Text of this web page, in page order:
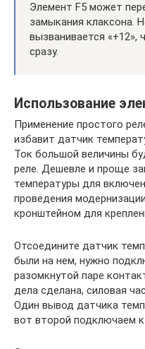
Элемент F5 может
замыкания клаксона.
вызванивается
сразу.
Использование
Применение простого
избавит датчик
Ток большой величины
реле. Дешевле и проще
температуры для
проведения
кронштейном для
Отсоедините датчик
были на нем, нужно
разомкнутой паре
дела сделана, силовая
Один вывод датчика
вот второй подключаем